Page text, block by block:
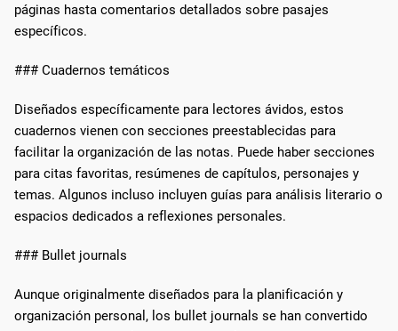
páginas hasta comentarios detallados sobre pasajes
específicos.
### Cuadernos temáticos
Diseñados específicamente para lectores ávidos, estos
cuadernos vienen con secciones preestablecidas para
facilitar la organización de las notas. Puede haber secciones
para citas favoritas, resúmenes de capítulos, personajes y
temas. Algunos incluso incluyen guías para análisis literario o
espacios dedicados a reflexiones personales.
### Bullet journals
Aunque originalmente diseñados para la planificación y
organización personal, los bullet journals se han convertido